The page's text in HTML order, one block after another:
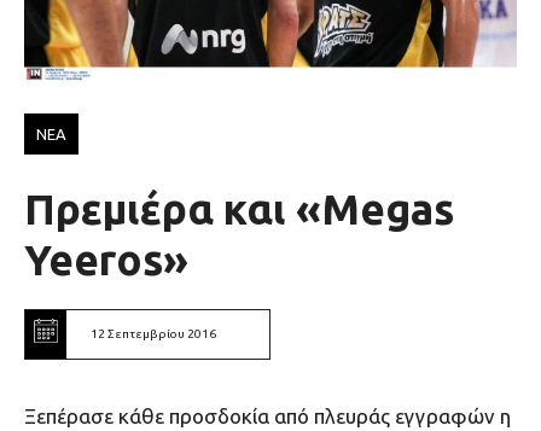
ΝΕΑ
Πρεμιέρα και «Μegas
Yeeros»
12 Σεπτεμβρίου 2016
Ξεπέρασε κάθε προσδοκία από πλευράς εγγραφών η